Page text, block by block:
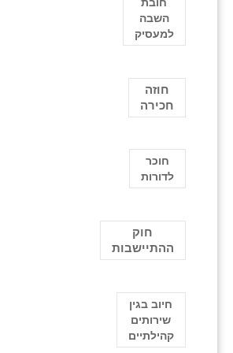
השבה
למעסיק
חוזה
חכירה
חוכר
לדורות
חוק
ההתיישבות
חיוב בגין
שירותים
קהילתיים